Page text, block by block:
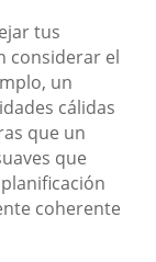
tus
considerar el
un
cálidas
que un
que
coherente